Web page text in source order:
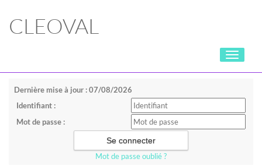
CLEOVAL
Toggle
Dernière mise à jour : 07/08/2026
Identifiant :
Mot de passe :
Mot de passe oublié ?